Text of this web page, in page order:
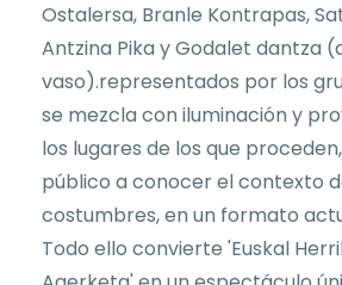
Ostalersa, Branle Kontrapas,
Antzina Pika y Godalet dantza
vaso).representados por los
se mezcla con iluminación y
los lugares de los que
público a conocer el contexto
costumbres, en un formato
Todo ello convierte 'Euskal